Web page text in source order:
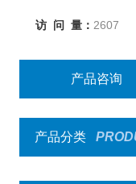
访 问 量： 2607
产品咨询
产品分类